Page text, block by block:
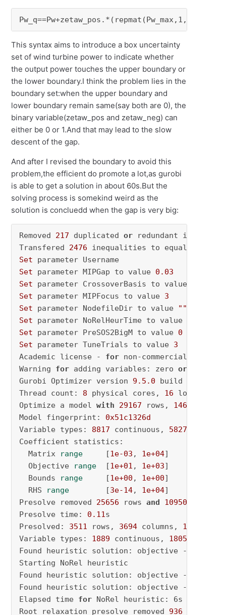
Pw_q==Pw+zetaw_pos.*(repmat(Pw_max,1,T)-Pw)-
This syntax aims to introduce a box uncertainty
set of wind turbine power to indicate whether
the output power touches the upper boundary or
the lower boundary.I think the problem lies in the
boundary set:when the upper boundary and
lower boundary remain same(say both are 0), the
binary variable(zetaw_pos and zetaw_neg) can
either be 0 or 1.And that may lead to the slow
descent of the gap.
And after I revised the boundary to avoid this
problem,the efficient do promote a lot,as gurobi
is able to get a solution in about 60s.But the
solving process is somekind weird as the
solution is concluedd when the gap is very big:
Removed 217 duplicated or redundant
Transfered 2476
Set
Set parameter MIPGap to value 0.03
Set parameter CrossoverBasis to value
Set parameter MIPFocus to value 3
Set parameter NodefileDir to value ""
Set parameter NoRelHeurTime to value
Set parameter PreSOS2BigM to value 0
Set parameter TuneTrials to value 3
Academic license - for non-commercial use
Warning for adding variables: zero or
Gurobi Optimizer version 9.5 .0 build v9
Thread count: 8 physical cores, 16 logical
Optimize a model with 29167 rows, 14644
Model fingerprint: 0x51c1326d
Variable types: 8817 continuous, 5827
Coefficient statistics:
Matrix range [1e-03 , 1e+04]
Objective range [1e+01 , 1e+03]
Bounds range [1e+00 , 1e+00]
RHS range [3e-14, 1e+04]
Presolve removed 25656 rows and 10950
Presolve time: 0.11s
Presolved: 3511 rows, 3694 columns, 13776
Variable types: 1889 continuous, 1805
Found heuristic solution: objective -
Starting NoRel heuristic
Found heuristic solution: objective -
Found heuristic solution: objective -
Elapsed time for NoRel heuristic: 6s (best
Root relaxation presolve removed 936